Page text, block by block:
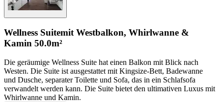
Wellness Suitemit Westbalkon, Whirlwanne &
Kamin 50.0m²
Die geräumige Wellness Suite hat einen Balkon mit Blick nach
Westen. Die Suite ist ausgestattet mit Kingsize-Bett, Badewanne
und Dusche, separater Toilette und Sofa, das in ein Schlafsofa
verwandelt werden kann. Die Suite bietet den ultimativen Luxus mit
Whirlwanne und Kamin.